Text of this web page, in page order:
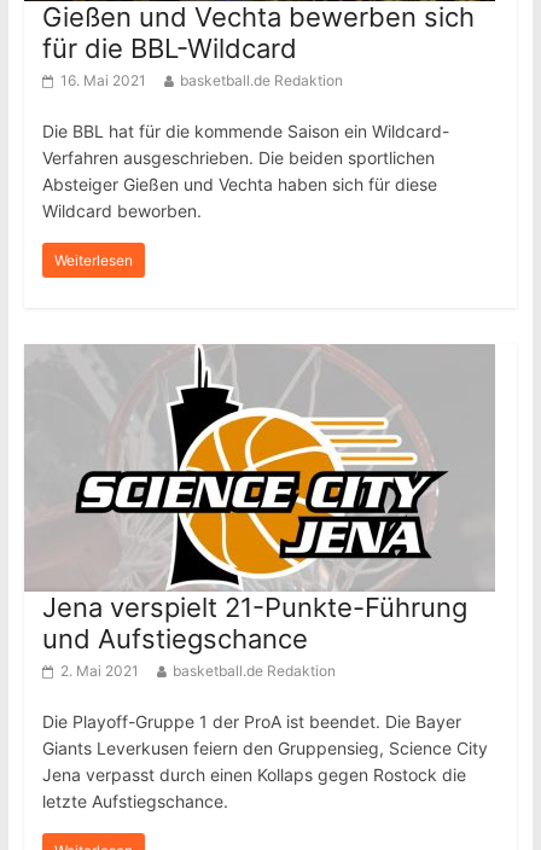
Gießen und Vechta bewerben sich
für die BBL-Wildcard
16. Mai 2021 basketball.de Redaktion
Die BBL hat für die kommende Saison ein Wildcard-
Verfahren ausgeschrieben. Die beiden sportlichen
Absteiger Gießen und Vechta haben sich für diese
Wildcard beworben.
Weiterlesen
Jena verspielt 21-Punkte-Führung
und Aufstiegschance
2. Mai 2021 basketball.de Redaktion
Die Playoff-Gruppe 1 der ProA ist beendet. Die Bayer
Giants Leverkusen feiern den Gruppensieg, Science City
Jena verpasst durch einen Kollaps gegen Rostock die
letzte Aufstiegschance.